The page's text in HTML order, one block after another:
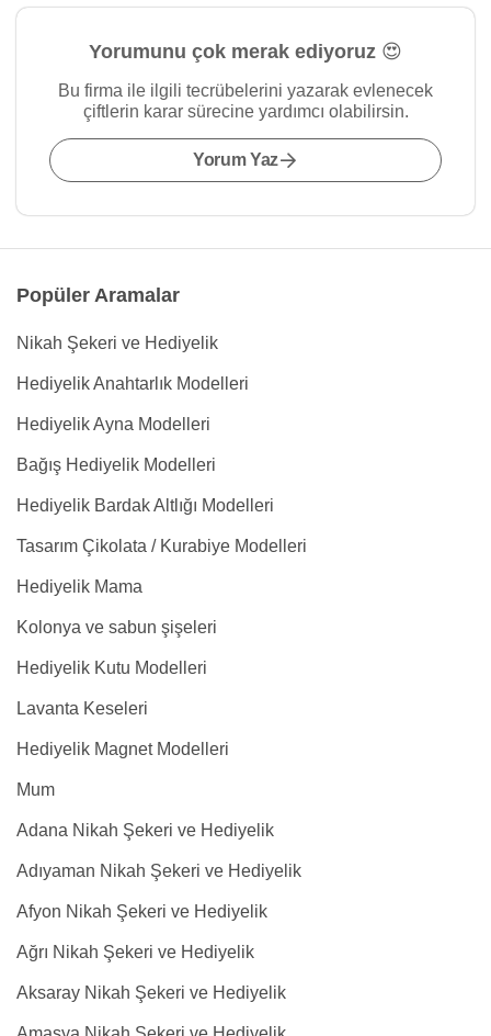
Yorumunu çok merak ediyoruz 😍
Bu firma ile ilgili tecrübelerini yazarak evlenecek
çiftlerin karar sürecine yardımcı olabilirsin.
Yorum Yaz
Popüler Aramalar
Nikah Şekeri ve Hediyelik
Hediyelik Anahtarlık Modelleri
Hediyelik Ayna Modelleri
Bağış Hediyelik Modelleri
Hediyelik Bardak Altlığı Modelleri
Tasarım Çikolata / Kurabiye Modelleri
Hediyelik Mama
Kolonya ve sabun şişeleri
Hediyelik Kutu Modelleri
Lavanta Keseleri
Hediyelik Magnet Modelleri
Mum
Adana Nikah Şekeri ve Hediyelik
Adıyaman Nikah Şekeri ve Hediyelik
Afyon Nikah Şekeri ve Hediyelik
Ağrı Nikah Şekeri ve Hediyelik
Aksaray Nikah Şekeri ve Hediyelik